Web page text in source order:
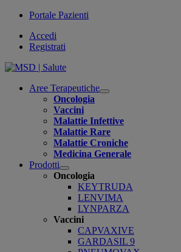
Portale Pazienti
Accedi
Registrati
Aree Terapeutiche
Open
Oncologia
Vaccini
Malattie Infettive
Malattie Rare
Malattie Croniche
Medicina Generale
Prodotti
Open
submenu
Oncologia
KEYTRUDA
LENVIMA
LYNPARZA
Vaccini
CAPVAXIVE
GARDASIL 9